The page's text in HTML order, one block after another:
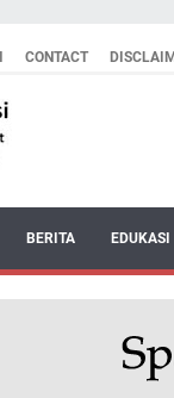
CONTACT
BERITA EDUKASI